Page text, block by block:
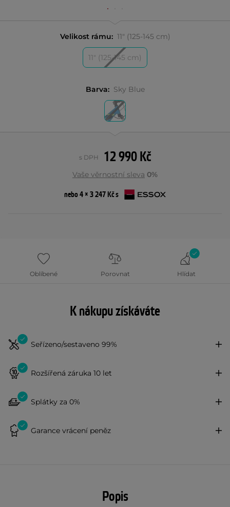
Velikost rámu: 11" (125-145 cm)
11" (125-145 cm)
Barva: Sky Blue
12 990 Kč
s DPH
Vaše věrnostní sleva 0%
nebo 4 × 3 247 Kč s
Oblíbené Porovnat Hlídat
K nákupu získáváte
Seřízeno/sestaveno 99%
Rozšířená záruka 10 let
Splátky za 0%
Garance vrácení peněz
Popis